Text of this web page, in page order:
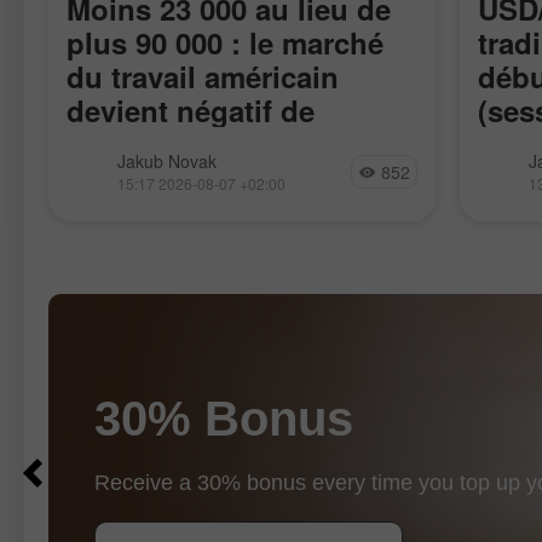
Moins 23 000 au lieu de
plus 90 000 : le marché
du travail américain
devient négatif de
manière inattendue
Les effectifs non agricoles aux
États‑Unis ont diminué de 23 000 en
Jakub Novak
15:17 2026-08-07 +02:00 852
Le
au
30% Bonus
Receive a 30% bonus every time you top up